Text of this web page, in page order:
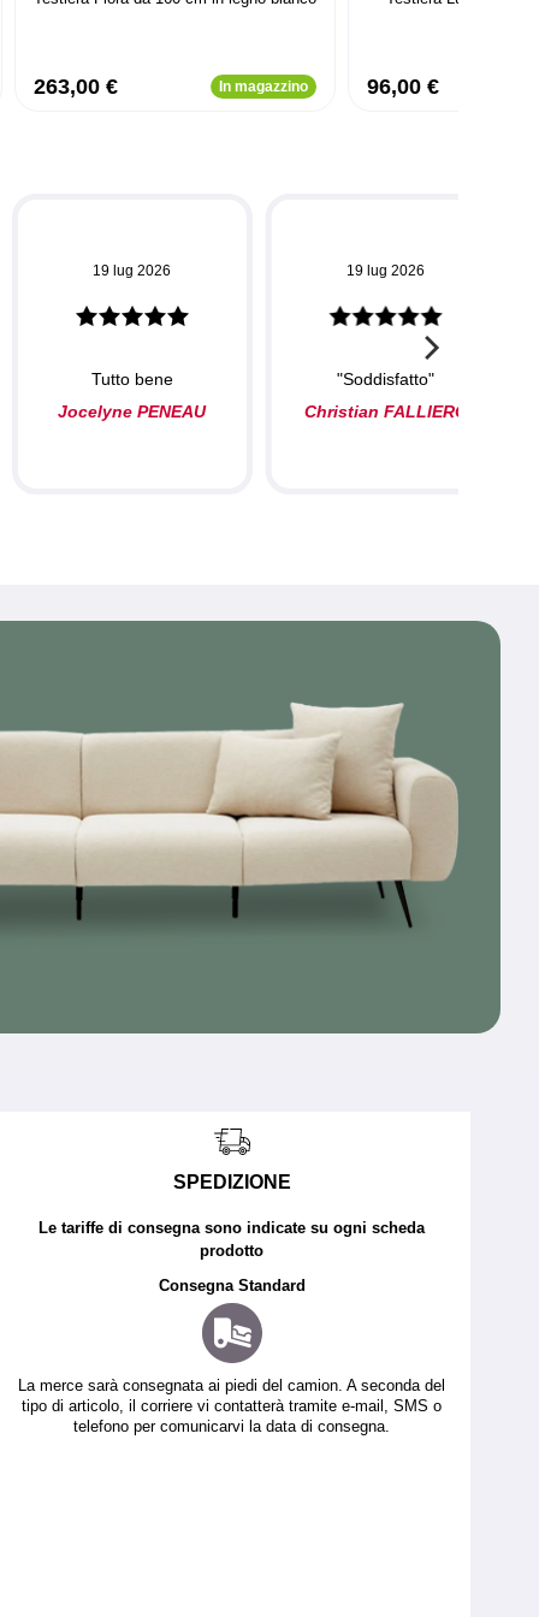
263,00 € In magazzino 96,00 €
19 lug 2026
Tutto bene
Jocelyne PENEAU
19 lug 2026
"Soddisfatto"
Christian FALLIERO
SPEDIZIONE
Le tariffe di consegna sono indicate su ogni scheda
prodotto
Consegna Standard
La merce sarà consegnata ai piedi del camion. A seconda del
tipo di articolo, il corriere vi contatterà tramite e-mail, SMS o
telefono per comunicarvi la data di consegna.